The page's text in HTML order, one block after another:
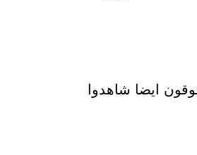
ايضا شاهدوا